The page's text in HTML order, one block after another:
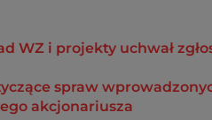
WZ i projekty uchwał
spraw
akcjonariusza